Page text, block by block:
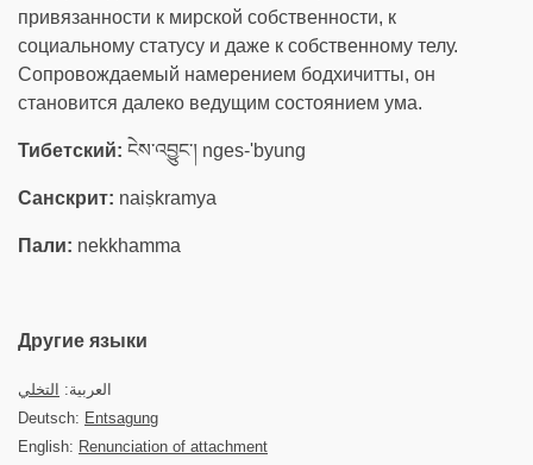
привязанности к мирской собственности, к
социальному статусу и даже к собственному телу.
Сопровождаемый намерением бодхичитты, он
становится далеко ведущим состоянием ума.
Тибетский: ངེས་འབྱུང་། nges-'byung
Санскрит: naiṣkramya
Пали: nekkhamma
Другие языки
العربية:
التخلي
Deutsch: Entsagung
English: Renunciation of attachment